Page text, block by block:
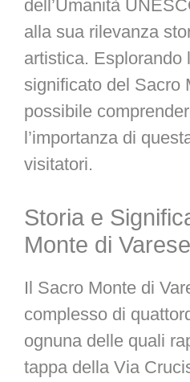
dell’Umanità
alla sua rilevanza
artistica. Esplorando
significato del Sacro
possibile
l’importanza di
visitatori.
Storia e
Monte di Varese
Il Sacro Monte di
complesso di
ognuna delle quali
tappa della Via